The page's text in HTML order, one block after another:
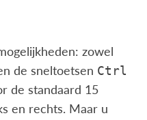
zowel
de sneltoetsen Ctrl
de standaard 15
en rechts. Maar u